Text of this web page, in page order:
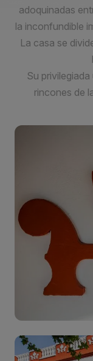
adoquinadas
la inconfundible
La casa se
Su
rincones de